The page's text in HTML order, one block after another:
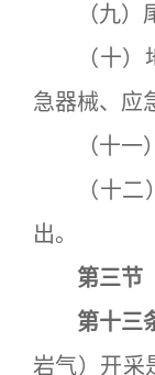
（九）尾
（十）地
急器械、应
（十一）
（十二）
出。
第三节
第十三
岩气）开采